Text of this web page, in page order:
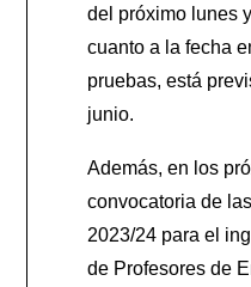
del próximo lunes
cuanto a la fecha
pruebas, está
junio.
Además, en los
convocatoria de
2023/24 para el
de Profesores de